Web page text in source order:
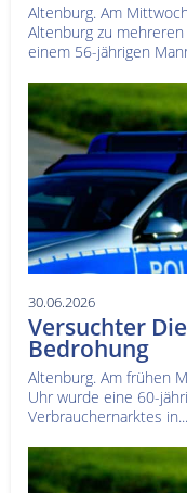
Altenburg. Am
Altenburg zu
einem 56-jährigen
30.06.2026
Versuchter
Bedrohung
Altenburg. Am frühen
Uhr wurde eine 60-
Verbrauchernarktes in...